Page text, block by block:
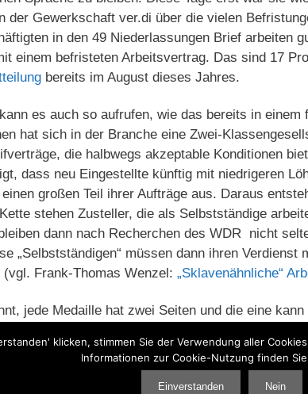
der Gewerkschaft ver.di über die vielen
in den 49 Niederlassungen Brief arbeiten
einem befristeten Arbeitsvertrag. Das sind 17
bereits im August dieses Jahres.
es auch so aufrufen, wie das bereits in einem
hat sich in der Branche eine Zwei-
die halbwegs akzeptable Konditionen
dass neu Eingestellte künftig mit niedrigeren
großen Teil ihrer Aufträge aus. Daraus
stehen Zusteller, die als Selbstständige
dann nach Recherchen des WDR nicht
„Selbstständigen“ müssen dann ihren
(vgl. Frank-Thomas Wenzel: „Sklavenähnliche“
jede Medaille hat zwei Seiten und die eine
Sozialpolitik,Verdi
klicken, stimmen Sie der Verwendung aller
Informationen zur Cookie-Nutzung finden
Einverstanden Nein